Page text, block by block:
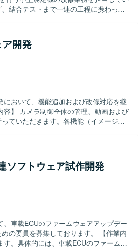
結合テストまで一連の工程に携わって
す。 【ポジションの魅
携わることで、組込み系および計測機
トまで幅広く経験できるため、エンジ
開発
において、機能追加および改修対応を継
ていただきます。各機能（イメージャ
本設計、詳細設計、プログラミング、
に作業を
ける方を求めております。日本語で技
に理解できる方を歓迎いたします。
ドルウェア開発に携わることができ、
ら高精度な画像処理制御を経験するこ
開発スキルやリアルタイム制御に関する
ソフトウェア試作開発
、車載ECUのファームウェアアップデー
を募集しております。 【作業内
。具体的には、車載ECUのファームウ